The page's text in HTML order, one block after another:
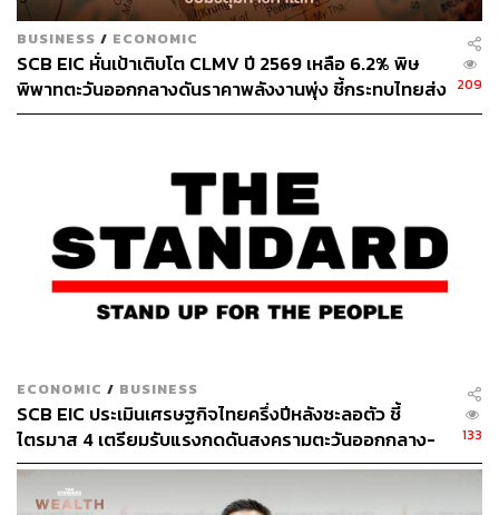
ปัจจัยเสี่ยงสำคัญที่ต้องติดตามคือ ภาวะเศรษฐกิจชะลอตัว
อาจส่งผลกระทบต่อความต้องการผลิตภัณฑ์น้ำมันสำเร็จรูป
ของ SPRC ซึ่งก็จะส่งผลกระทบต่อค่าการกลั่นด้วยเช่นกัน
ในขณะที่ความผันผวนของราคาน้ำมันอาจส่งผลทำให้มีขาด
โครงสร้างราคาน้ำมันในประเทศ
ปัจจัยเสี่ยงด้าน ESG ที่สำคัญคือ ผลกระทบของธุรกิจต่อสิ่ง
แวดล้อม และการปรับตัวในช่วงเปลี่ยนผ่านสู่พลังงานสะอาด
สามารถติดตาม THE STANDARD WEALTH
ผ่านแอปพลิเคชันต่างๆ ที่คุณสะดวกหรือใช้งานอยู่แล้วได้เลย
BUSINESS / ECONOMIC
SCB EIC หั่นเป้าเติบโต CLMV ปี 2569 เหลือ 6.2% พิษ
พิพาทตะวันออกกลางดันราคาพลังงานพุ่ง ชี้กระทบไทยส่ง
ออกโตแผ่ว-ยอดเกินดุลการค้าลดลง
209
ECONOMIC / BUSINESS
SCB EIC ประเมินเศรษฐกิจไทยครึ่งปีหลังชะลอตัว ชี้
ไตรมาส 4 เตรียมรับแรงกดดันสงครามตะวันออกกลาง-
กำแพงภาษีสหรัฐฯ ระลอกใหม่
133